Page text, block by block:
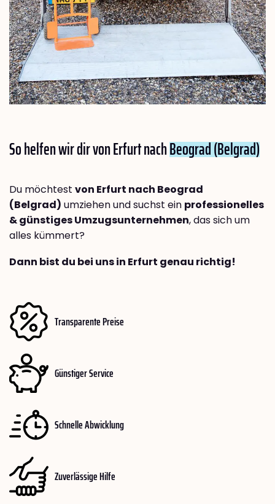
So helfen wir dir von Erfurt nachBeograd (Belgrad)
Du möchtest von Erfurt nach Beograd
(Belgrad) umziehen und suchst ein professionelles
& günstiges Umzugsunternehmen, das sich um
alles kümmert?
Dann bist du bei uns in Erfurt genau richtig!
Transparente Preise
Günstiger Service
Schnelle Abwicklung
Zuverlässige Hilfe